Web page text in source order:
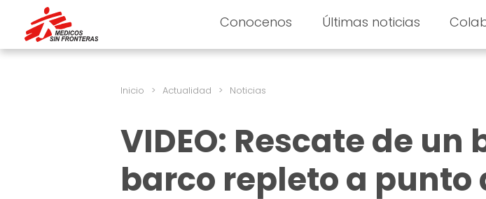
Conocenos Últimas noticias
Inicio > Actualidad > Noticias
VIDEO: Rescate de un
barco repleto a punto